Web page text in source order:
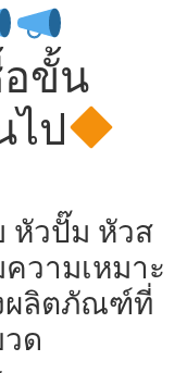
ขั้น
ไป
หัวปั๊ม หัวส
วามเหมาะ
ผลิตภัณฑ์ที่
ด